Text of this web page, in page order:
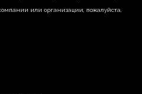
или организации, пожалуйста,